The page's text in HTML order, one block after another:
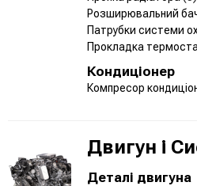
Розширювальний
Патрубки системи
Прокладка
Кондиціонер
Компресор
Двигун і
Деталі двигуна